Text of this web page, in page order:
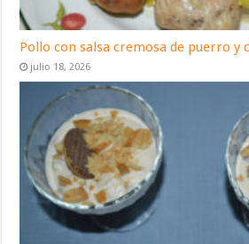
Pollo con salsa cremosa de puerro y
julio 18, 2026